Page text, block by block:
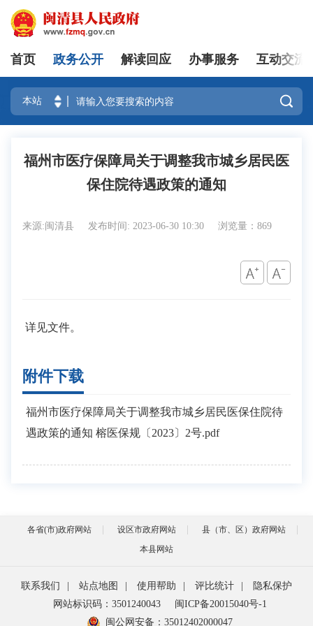
登录
首页 政务公开 解读回应 办事服务 互动交流

福州市医疗保障局关于调整我市城乡居民医
保住院待遇政策的通知
来源:闽清县 发布时间: 2023-06-30 10:30 浏览量：869
详见文件。
附件下载
福州市医疗保障局关于调整我市城乡居民医保住院待
遇政策的通知 榕医保规〔2023〕2号.pdf
各省(市)政府网站 设区市政府网站
县（市、区）政府网站
本县网站
联系我们 站点地图 使用帮助 评比统计
隐私保护
网站标识码：3501240043
闽ICP备20015040号-1
闽公网安备： 35012402000047